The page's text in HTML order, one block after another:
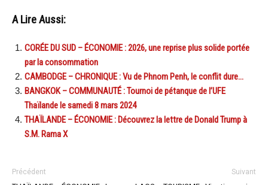
A Lire Aussi:
CORÉE DU SUD – ÉCONOMIE : 2026, une reprise plus solide portée
par la consommation
CAMBODGE – CHRONIQUE : Vu de Phnom Penh, le conflit dure…
BANGKOK – COMMUNAUTÉ : Tournoi de pétanque de l’UFE
Thaïlande le samedi 8 mars 2024
THAÏLANDE – ÉCONOMIE : Découvrez la lettre de Donald Trump à
S.M. Rama X
Précédent Suivant